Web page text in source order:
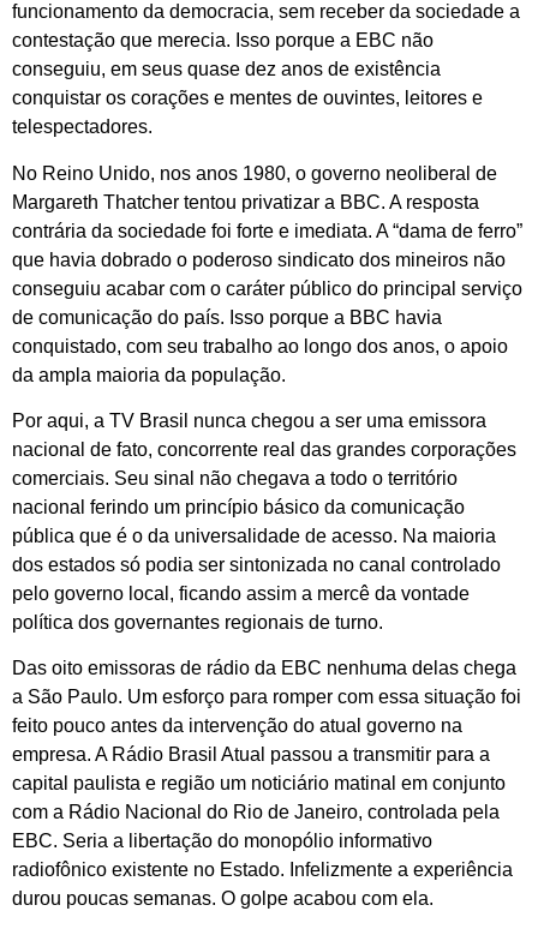
funcionamento da democracia, sem receber da sociedade a
contestação que merecia. Isso porque a EBC não
conseguiu, em seus quase dez anos de existência
conquistar os corações e mentes de ouvintes, leitores e
telespectadores.
No Reino Unido, nos anos 1980, o governo neoliberal de
Margareth Thatcher tentou privatizar a BBC. A resposta
contrária da sociedade foi forte e imediata. A “dama de ferro”
que havia dobrado o poderoso sindicato dos mineiros não
conseguiu acabar com o caráter público do principal serviço
de comunicação do país. Isso porque a BBC havia
conquistado, com seu trabalho ao longo dos anos, o apoio
da ampla maioria da população.
Por aqui, a TV Brasil nunca chegou a ser uma emissora
nacional de fato, concorrente real das grandes corporações
comerciais. Seu sinal não chegava a todo o território
nacional ferindo um princípio básico da comunicação
pública que é o da universalidade de acesso. Na maioria
dos estados só podia ser sintonizada no canal controlado
pelo governo local, ficando assim a mercê da vontade
política dos governantes regionais de turno.
Das oito emissoras de rádio da EBC nenhuma delas chega
a São Paulo. Um esforço para romper com essa situação foi
feito pouco antes da intervenção do atual governo na
empresa. A Rádio Brasil Atual passou a transmitir para a
capital paulista e região um noticiário matinal em conjunto
com a Rádio Nacional do Rio de Janeiro, controlada pela
EBC. Seria a libertação do monopólio informativo
radiofônico existente no Estado. Infelizmente a experiência
durou poucas semanas. O golpe acabou com ela.